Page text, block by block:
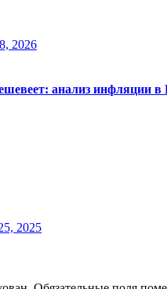
2026
анализ инфляции в
2025